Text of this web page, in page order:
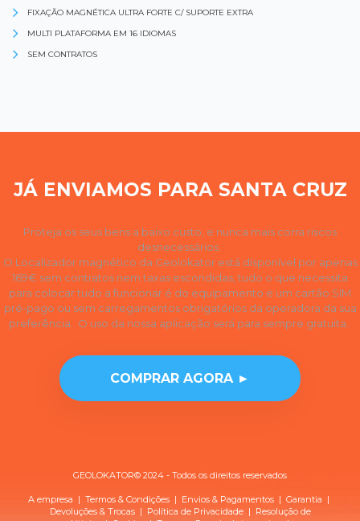
FIXAÇÃO MAGNÉTICA ULTRA FORTE C/ SUPORTE EXTRA
MULTI PLATAFORMA EM 16 IDIOMAS
SEM CONTRATOS
JÁ ENVIAMOS PARA SANTA CRUZ
Proteja os seus bens a baixo custo, e nunca mais corra riscos
desnecessários.
O Localizador magnético da Geolokator está disponível por apenas
169€ sem contratos nem taxas escondidas, tudo o que necessita
para colocar tudo a funcionar é do equipamento e um cartão SIM
pré-pago ou sem carregamentos obrigatórios da operadora da sua
preferência. O uso da nossa aplicação será para sempre gratuita.
COMPRAR AGORA ►
GEOLOKATOR© 2024 - Todos os direitos reservados
A empresa | Termos & Condições | Envios & Pagamentos | Garantia |
Devoluções & Trocas| Política de Privacidade| Resolução de